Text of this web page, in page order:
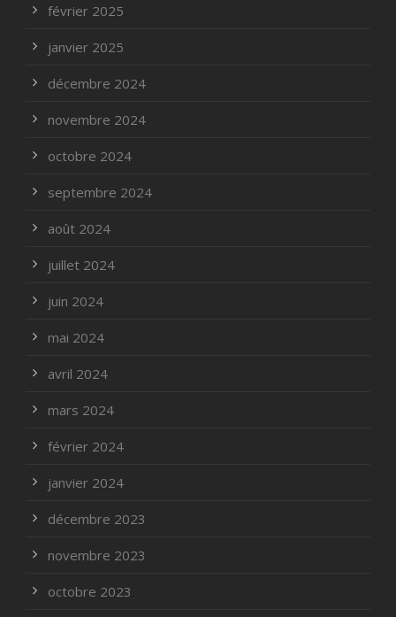
février 2025
janvier 2025
décembre 2024
novembre 2024
octobre 2024
septembre 2024
août 2024
juillet 2024
juin 2024
mai 2024
avril 2024
mars 2024
février 2024
janvier 2024
décembre 2023
novembre 2023
octobre 2023